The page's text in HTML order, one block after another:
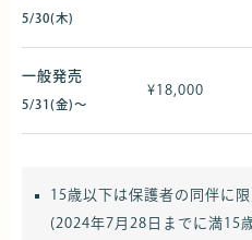
5/30(木)
一般発売
5/31(金)〜
¥18,000
15歳以下は保護者の同伴に限
(2024年7月28日までに満15